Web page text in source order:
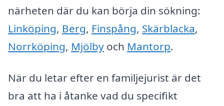
närheten där du kan börja din sökning:
Linköping, Berg, Finspång, Skärblacka,
Norrköping, Mjölby och Mantorp.
När du letar efter en familjejurist är det
bra att ha i åtanke vad du specifikt